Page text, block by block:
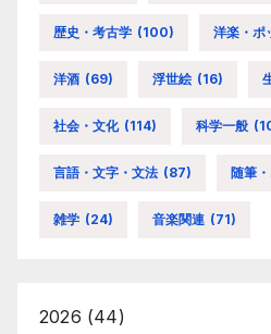
歴史・考古学 (100) 洋楽・ポ
洋酒 (69) 浮世絵 (16)
社会・文化 (114) 科学一般
言語・文字・文法 (87) 随筆
雑学 (24) 音楽関連 (71)
2026 (44)